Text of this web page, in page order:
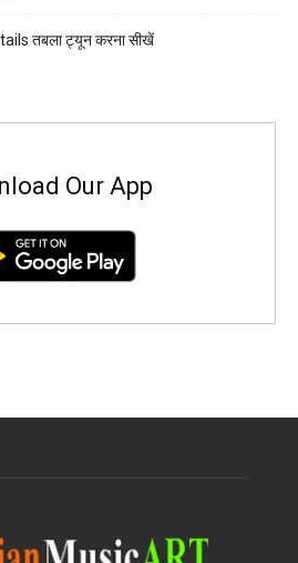
तबला ट्यून करना सीखें
Our App